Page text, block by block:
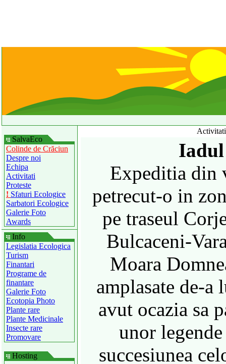
SalvaEco
Colinde de Crăciun
Despre noi
Echipa
Activitati
Proteste
! Sfaturi Ecologice
Sarbatori Ecologice
Galerie Foto
Awards
Info
Legislatia Ecologica
Turism
Finantari
Programe de
finantare
Galerie Foto
Ecotopia Photo
Plante rare
Plante Medicinale
Insecte rare
Promovare
Hosting
Iadul
Expeditia din
petrecut-o in
pe traseul
Bulcaceni-
Moara
amplasate de-
avut ocazia sa
unor
succesiunea